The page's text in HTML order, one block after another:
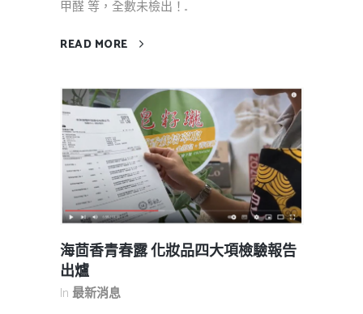
甲醛 等，全數未檢出！...
READ MORE
海茴香青春露 化妝品四大項檢驗報告
出爐
In 最新消息